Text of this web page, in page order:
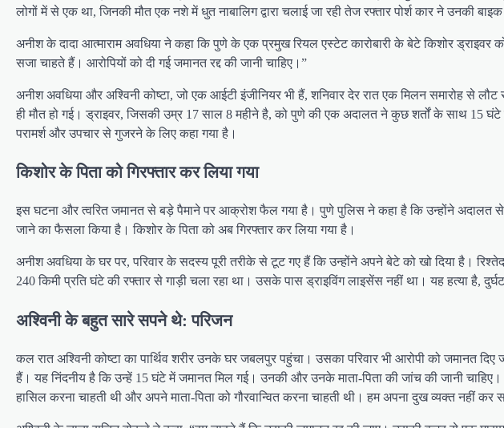
लोगों में से एक था, जिनकी मौत एक नशे में धुत नाबालिग द्वारा चलाई जा रही तेज रफ्तार पोर्श कार ने उनकी
अनीश के दादा आत्माराम अवधिया ने कहा कि पुणे के एक प्रमुख रियल एस्टेट कारोबारी के बेटे किशोर ड्राइवर
सजा चाहते हैं। आरोपियों को दी गई जमानत रद्द की जानी चाहिए।”
अनीश अवधिया और अश्विनी कोष्टा, जो एक आईटी इंजीनियर भी हैं, शनिवार देर रात एक मिलन समारोह से
ही मौत हो गई। ड्राइवर, जिसकी उम्र 17 साल 8 महीने है, को पुणे की एक अदालत ने कुछ शर्तों के साथ 15
परामर्श और उपचार से गुजरने के लिए कहा गया है।
किशोर के पिता को गिरफ्तार कर लिया गया
इस घटना और त्वरित जमानत से बड़े पैमाने पर आक्रोश फैल गया है। पुणे पुलिस ने कहा है कि उन्होंने अदालत
जाने का फैसला किया है। किशोर के पिता को अब गिरफ्तार कर लिया गया है।
अनीश अवधिया के घर पर, परिवार के सदस्य पूरी तरीके से टूट गए हैं कि उन्होंने अपने बेटे को खो दिया है।
240 किमी प्रति घंटे की रफ्तार से गाड़ी चला रहा था। उसके पास ड्राइविंग लाइसेंस नहीं था। यह हत्या है,
अश्विनी के बहुत सारे सपने थे: परिजन
कल रात अश्विनी कोष्टा का पार्थिव शरीर उनके घर जबलपुर पहुंचा। उसका परिवार भी आरोपी को
हैं। यह निंदनीय है कि उन्हें 15 घंटे में जमानत मिल गई। उनकी और उनके माता-पिता की जांच की जानी
हासिल करना चाहती थी और अपने माता-पिता को गौरवान्वित करना चाहती थी। हम अपना दुख व्यक्त नहीं